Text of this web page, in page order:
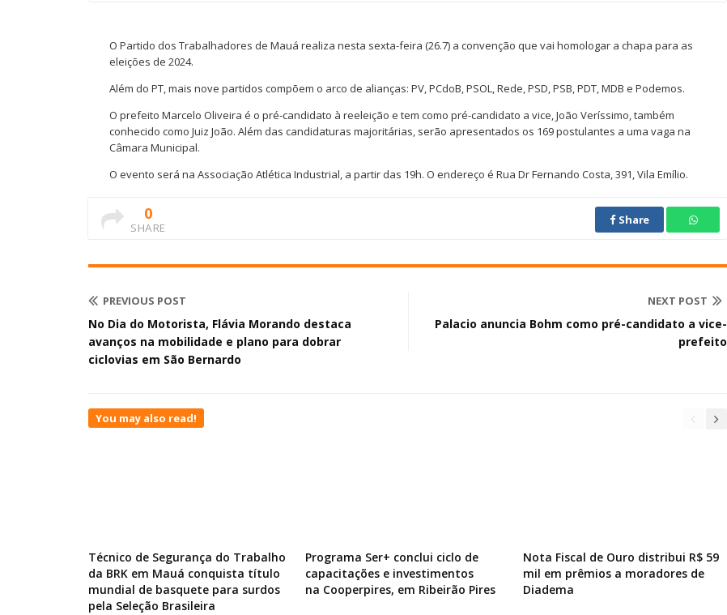
O Partido dos Trabalhadores de Mauá realiza nesta sexta-feira (26.7) a convenção que vai homologar a chapa para as
eleições de 2024.
Além do PT, mais nove partidos compõem o arco de alianças: PV, PCdoB, PSOL, Rede, PSD, PSB, PDT, MDB e Podemos.
O prefeito Marcelo Oliveira é o pré-candidato à reeleição e tem como pré-candidato a vice, João Veríssimo, também
conhecido como Juiz João. Além das candidaturas majoritárias, serão apresentados os 169 postulantes a uma vaga na
Câmara Municipal.
O evento será na Associação Atlética Industrial, a partir das 19h. O endereço é Rua Dr Fernando Costa, 391, Vila Emílio.
0
SHARE
Share
PREVIOUS POST
No Dia do Motorista, Flávia Morando destaca
avanços na mobilidade e plano para dobrar
ciclovias em São Bernardo
NEXT POST
Palacio anuncia Bohm como pré-candidato a vice-
prefeito
You may also read!
Técnico de Segurança do Trabalho
da BRK em Mauá conquista título
mundial de basquete para surdos
pela Seleção Brasileira
Programa Ser+ conclui ciclo de
capacitações e investimentos
na Cooperpires, em Ribeirão Pires
Nota Fiscal de Ouro distribui R$ 59
mil em prêmios a moradores de
Diadema